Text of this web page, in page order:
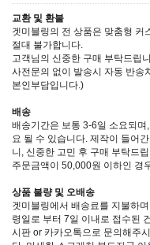
교환 및 환불
겟미블링의 전 상품은 맞춤형 커
절대 불가합니다.
고객님의 신중한 구매 부탁드립
사전문의 없이 발송시 자동 반송
본인부담입니다.)
배송
배송기간은 보통 3-6일 소요되
요 될 수 있습니다. 제작이 들어
니, 신중한 고민 후 구매 부탁드
주문금액이 50,000원 이하인 경
상품 불량 및 오배송
겟미블링에서 배송료를 지불하
령일로 부터 7일 이내로 접수된
시판 or 카카오톡으로 문의해주